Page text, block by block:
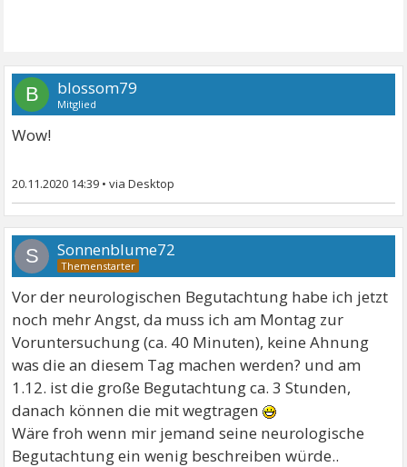
B blossom79
Mitglied
Wow!
20.11.2020 14:39 •
S Sonnenblume72
Vor der neurologischen Begutachtung habe ich jetzt
noch mehr Angst, da muss ich am Montag zur
Voruntersuchung (ca. 40 Minuten), keine Ahnung
was die an diesem Tag machen werden? und am
1.12. ist die große Begutachtung ca. 3 Stunden,
danach können die mit wegtragen
Wäre froh wenn mir jemand seine neurologische
Begutachtung ein wenig beschreiben würde..